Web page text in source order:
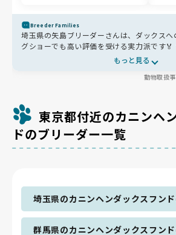
Breeder Families
埼玉県の矢島ブリーダーさんは、ダックスへ
グショーでも高い評価を受ける実力派です🏅
な食事に、レバーやお肉のトッピングを加え
ト。子犬たちは兄弟犬と遊びながら自然と社
基本のしつけも少しずつ身につけています😊
もっと見る
動物取扱
東京都付近のカニンヘ
ドのブリーダー一覧
埼玉県のカニンヘンダックスフン
群馬県のカニンヘンダックスフン